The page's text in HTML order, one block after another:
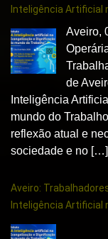
Inteligência Artificial
Aveiro,
de
Inteligência
mundo do
reflexão atual e
sociedade e no […]
Aveiro:
Inteligência Artificial